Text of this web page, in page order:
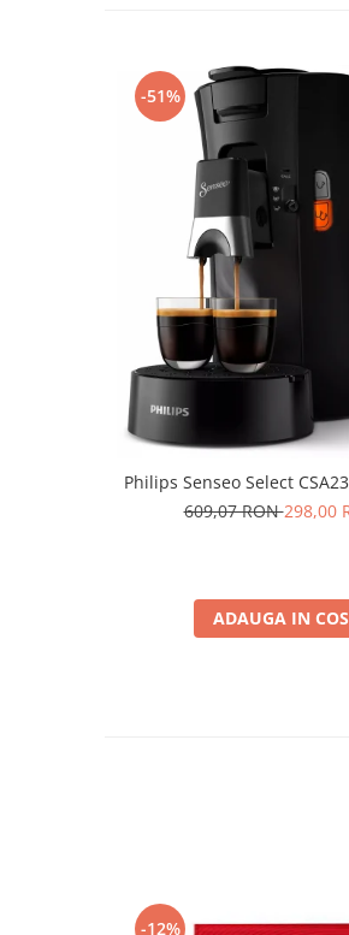
-51%
Philips Senseo Select
609,07 RON298,00
ADAUGA IN COS
-12%